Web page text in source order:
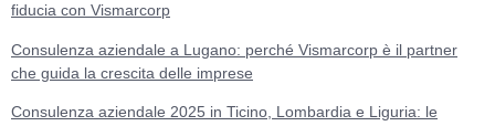
fiducia con Vismarcorp
Consulenza aziendale a Lugano: perché Vismarcorp è il partner
che guida la crescita delle imprese
Consulenza aziendale 2025 in Ticino, Lombardia e Liguria: le